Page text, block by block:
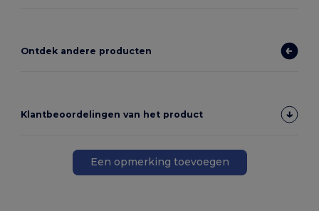
Ontdek andere producten
Klantbeoordelingen van het product
Een opmerking toevoegen